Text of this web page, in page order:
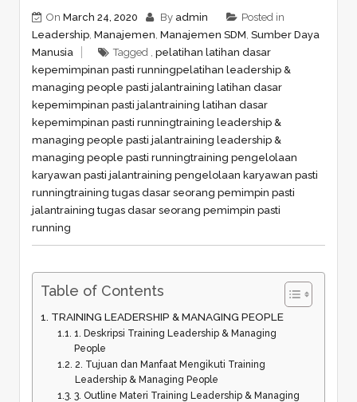
On March 24, 2020 By admin
Posted in
Leadership, Manajemen, Manajemen SDM, Sumber Daya
Manusia
Tagged , pelatihan latihan dasar
kepemimpinan pasti runningpelatihan leadership &
managing people pasti jalantraining latihan dasar
kepemimpinan pasti jalantraining latihan dasar
kepemimpinan pasti runningtraining leadership &
managing people pasti jalantraining leadership &
managing people pasti runningtraining pengelolaan
karyawan pasti jalantraining pengelolaan karyawan pasti
runningtraining tugas dasar seorang pemimpin pasti
jalantraining tugas dasar seorang pemimpin pasti
running
Table of Contents
TRAINING LEADERSHIP & MANAGING PEOPLE
1. Deskripsi Training Leadership & Managing
People
2. Tujuan dan Manfaat Mengikuti Training
Leadership & Managing People
3. Outline Materi Training Leadership & Managing